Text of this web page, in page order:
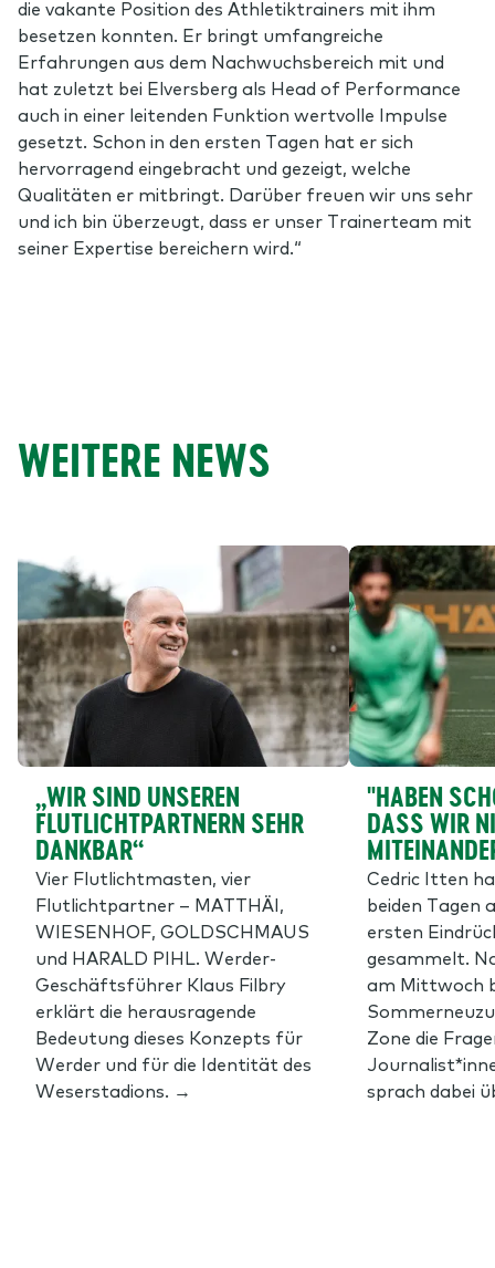
die vakante Position des Athletiktrainers mit ihm
besetzen konnten. Er bringt umfangreiche
Erfahrungen aus dem Nachwuchsbereich mit und
hat zuletzt bei Elversberg als Head of Performance
auch in einer leitenden Funktion wertvolle Impulse
gesetzt. Schon in den ersten Tagen hat er sich
hervorragend eingebracht und gezeigt, welche
Qualitäten er mitbringt. Darüber freuen wir uns sehr
und ich bin überzeugt, dass er unser Trainerteam mit
seiner Expertise bereichern wird.“
WEITERE NEWS
„WIR SIND UNSEREN
FLUTLICHTPARTNERN SEHR
DANKBAR“
Vier Flutlichtmasten, vier
Flutlichtpartner – MATTHÄI,
WIESENHOF, GOLDSCHMAUS
und HARALD PIHL. Werder-
Geschäftsführer Klaus Filbry
erklärt die herausragende
Bedeutung dieses Konzepts für
Werder und für die Identität des
Weserstadions. →
"HABEN
DASS WIR
Cedric Itten
beiden Tagen
ersten
gesammelt.
am Mittwoch
Zone die
sprach dabei